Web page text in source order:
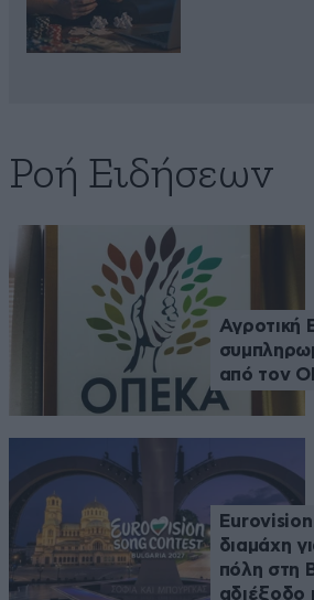
Ροή Ειδήσεων
Αγροτική
από τον
διαμάχη
πόλη στη
αδιέξοδο